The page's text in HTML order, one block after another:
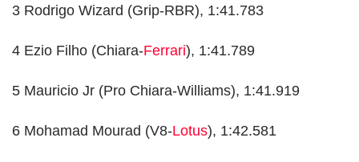
3 Rodrigo Wizard (Grip-RBR), 1:41.783
4 Ezio Filho (Chiara-Ferrari), 1:41.789
5 Mauricio Jr (Pro Chiara-Williams), 1:41.919
6 Mohamad Mourad (V8-Lotus), 1:42.581